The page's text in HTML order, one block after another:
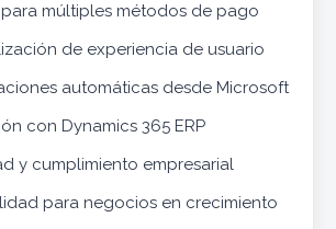
múltiples métodos de pago
de experiencia de usuario
automáticas desde Microsoft
con Dynamics 365 ERP
y cumplimiento empresarial
para negocios en crecimiento